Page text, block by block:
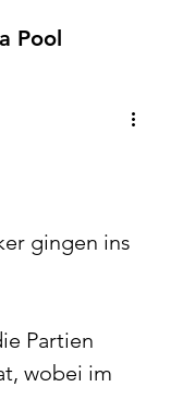
Pool
Landesliga Pool
gingen ins
Partien
wobei im